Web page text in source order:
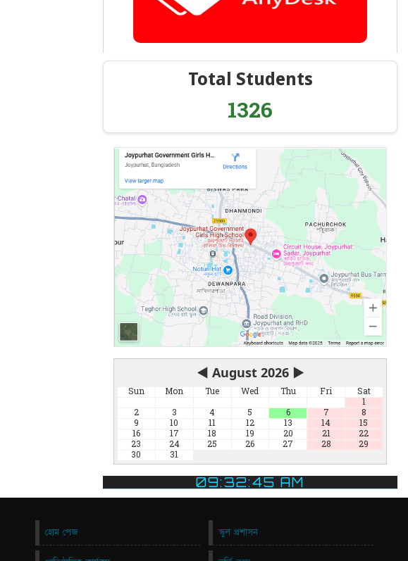
Total Students
1326
◀ August 2026 ▶
Sun Mon Tue Wed Thu Fri
Sat
1
2
3 4 5 6 7
8
9
10 11 12 13 14
15
16
17 18 19 20 21
22
23
24 25 26 27 28
29
30
31
09:32:45 AM
হোম পেজ স্কুল প্রশাসন